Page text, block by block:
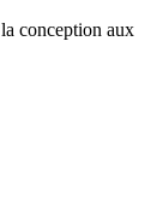
conception aux